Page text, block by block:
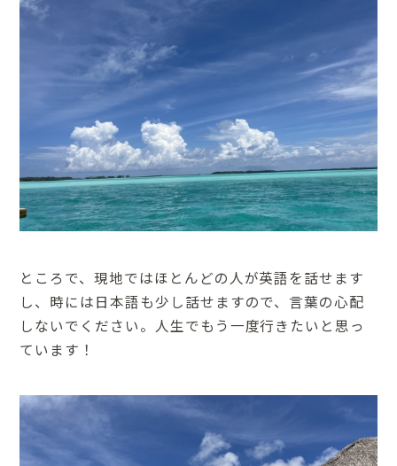
ところで、現地ではほとんどの人が英語を話せます
し、時には日本語も少し話せますので、言葉の心配
しないでください。人生でもう一度行きたいと思っ
ています！